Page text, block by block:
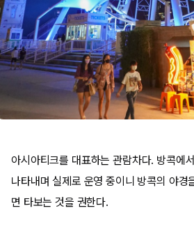
아시아티크를 대표하는 관람차다. 방콕에
나타내며 실제로 운영 중이니 방콕의 야경
면 타보는 것을 권한다.